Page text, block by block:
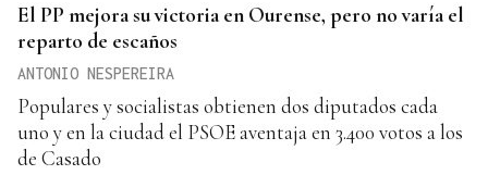
El PP mejora su victoria en Ourense, pero no varía el
reparto de escaños
ANTONIO NESPEREIRA
Populares y socialistas obtienen dos diputados cada
uno y en la ciudad el PSOE aventaja en 3.400 votos a los
de Casado